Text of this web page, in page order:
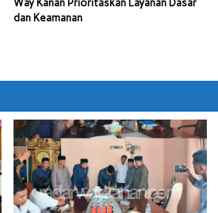
Way Kanan Prioritaskan Layanan Dasar
dan Keamanan